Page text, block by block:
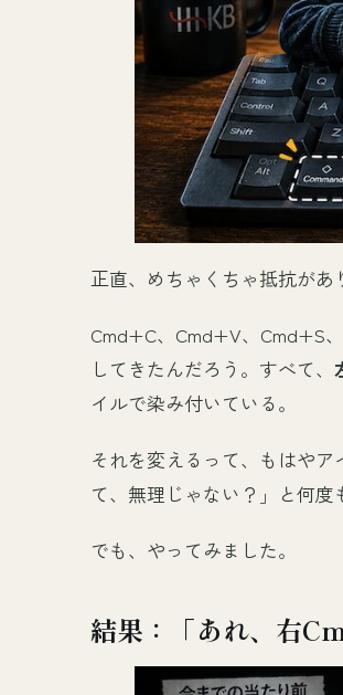
正直、めちゃくちゃ抵抗があ
Cmd+C、Cmd+V、Cmd+S
してきたんだろう。すべて、
イルで染み付いている。
それを変えるって、もはや
て、無理じゃない？」と何度
でも、やってみました。
結果：「あれ、右